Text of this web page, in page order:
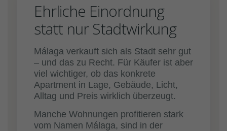
Ehrliche Einordnung
statt nur Stadtwirkung
Málaga verkauft sich als Stadt sehr gut
– und das zu Recht. Für Käufer ist aber
viel wichtiger, ob das konkrete
Apartment in Lage, Gebäude, Licht,
Alltag und Preis wirklich überzeugt.
Manche Wohnungen profitieren stark
vom Namen Málaga, sind in der